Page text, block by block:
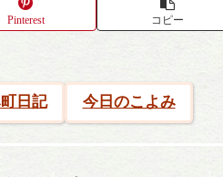
Pinterest コピー
日記 今日のこよみ